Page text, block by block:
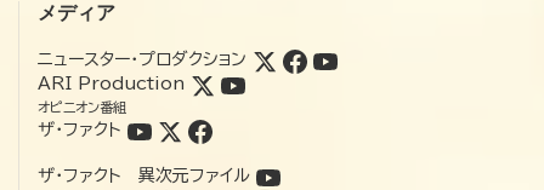
メディア
ニュースター・プロダクション
ARI Production
オピニオン番組
ザ・ファクト
ザ・ファクト 異次元ファイル